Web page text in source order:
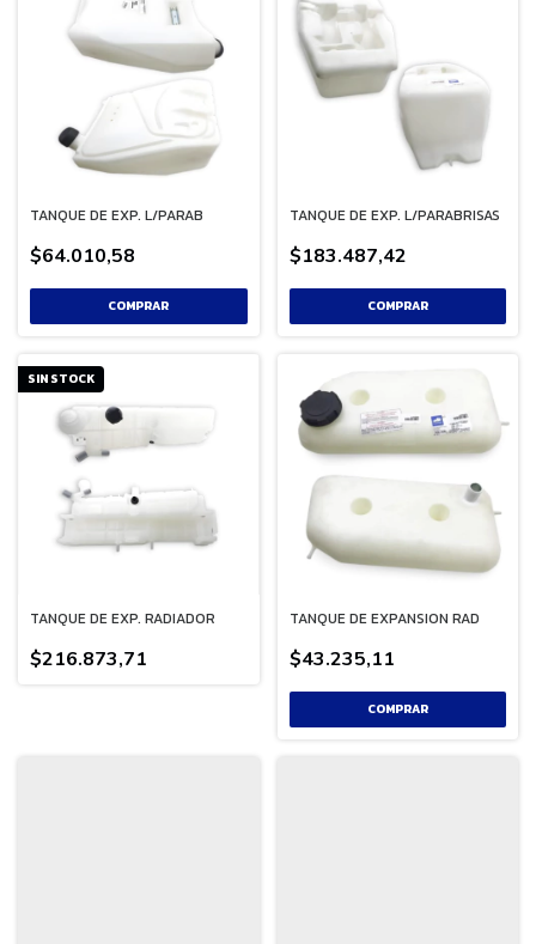
TANQUE DE EXP. L/PARAB
$64.010,58
TANQUE DE EXP. L/PARABRISAS
$183.487,42
SIN STOCK
TANQUE DE EXP. RADIADOR
$216.873,71
TANQUE DE EXPANSION RAD
$43.235,11